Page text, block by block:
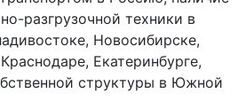
разгрузочной техники в
Новосибирске,
Екатеринбурге,
структуры в Южной